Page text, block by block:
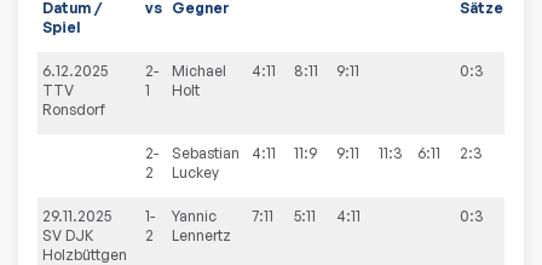
Datum /
Spiel
vs Gegner Sätze
6.12.2025
TTV
Ronsdorf
2-
1
Michael
Holt
4:11 8:11 9:11 0:3
2-
2
Sebastian
Luckey
4:11 11:9 9:11 11:3 6:11 2:3
29.11.2025
SV DJK
Holzbüttgen
1-
2
Yannic
Lennertz
7:11 5:11 4:11 0:3